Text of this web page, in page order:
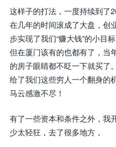
这样子的打法，一度持续到了
在几年的时间滚成了大盘，创
步实现了我们“赚大钱”的小目
但在厦门该有的也都有了，当
的房子眼睛都不眨一下就买了
给了我们这些穷人一个翻身的
马云感激不尽！
有了一些资本和条件之外，我
少太轻狂，去了很多地方，